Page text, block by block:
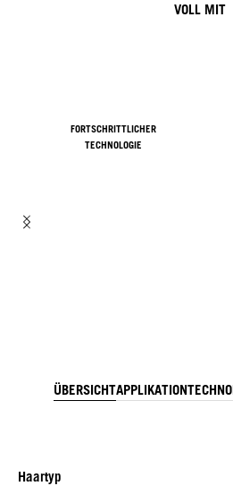
VOLL MIT
FORTSCHRITTLICHER
TECHNOLOGIE
ÜBERSICHTAPPLIKATION
Haartyp